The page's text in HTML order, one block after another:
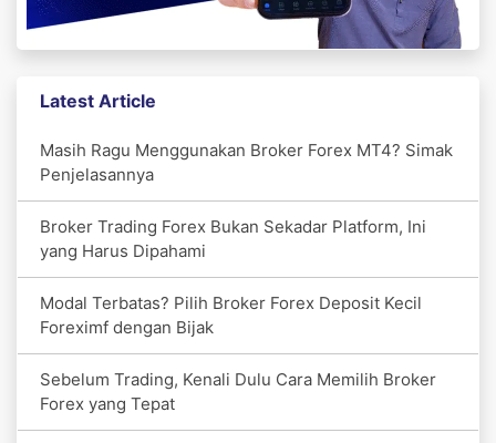
Latest Article
Masih Ragu Menggunakan Broker Forex MT4? Simak
Penjelasannya
Broker Trading Forex Bukan Sekadar Platform, Ini
yang Harus Dipahami
Modal Terbatas? Pilih Broker Forex Deposit Kecil
Foreximf dengan Bijak
Sebelum Trading, Kenali Dulu Cara Memilih Broker
Forex yang Tepat